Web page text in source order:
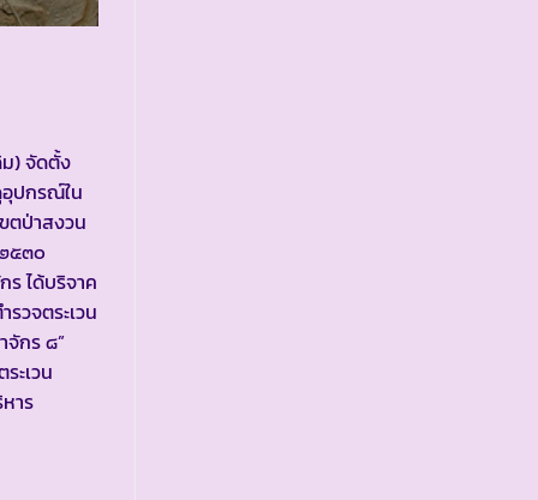
ม) จัดตั้ง
อุปกรณ์ใน
ตป่าสงวน
๕๓๐
ร ได้บริจาค
วจตระเวน
จักร ๘”
ะเวน
าร